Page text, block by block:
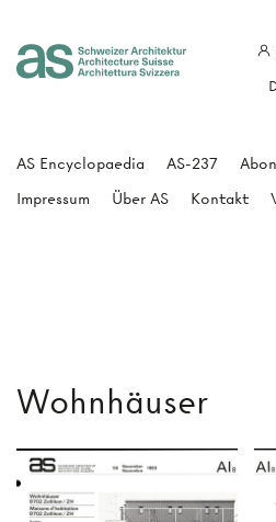
Wohnhäuser
AS Encyclopaedia AS-237
Impressum
Über AS Kontakt